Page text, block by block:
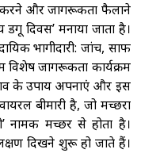
करने और जागरूकता फैलाने
डेंगू दिवस’ मनाया जाता है।
भागीदारी: जांचें, साफ
जागरूकता कार्यक्रम
के उपाय अपनाएं और इस
बीमारी है, जो मच्छरों
नामक मच्छर से होता है।
दिखने शुरू हो जाते हैं।